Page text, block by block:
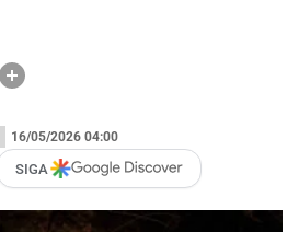
16/05/2026 04:00
SIGA